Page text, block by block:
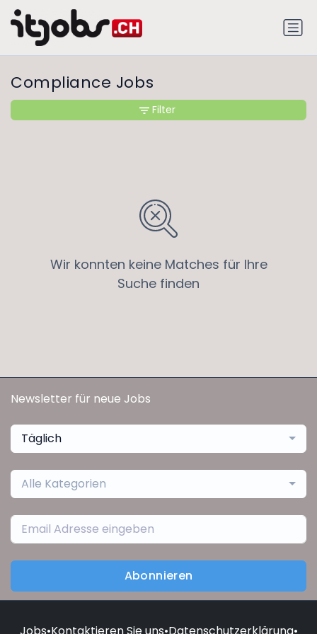
Compliance Jobs
Wir konnten keine Matches für Ihre
Suche finden
Filter
Newsletter für neue Jobs
Täglich
Alle Kategorien
Abonnieren
Jobs•Kontaktieren Sie uns•Datenschutzerklärung•